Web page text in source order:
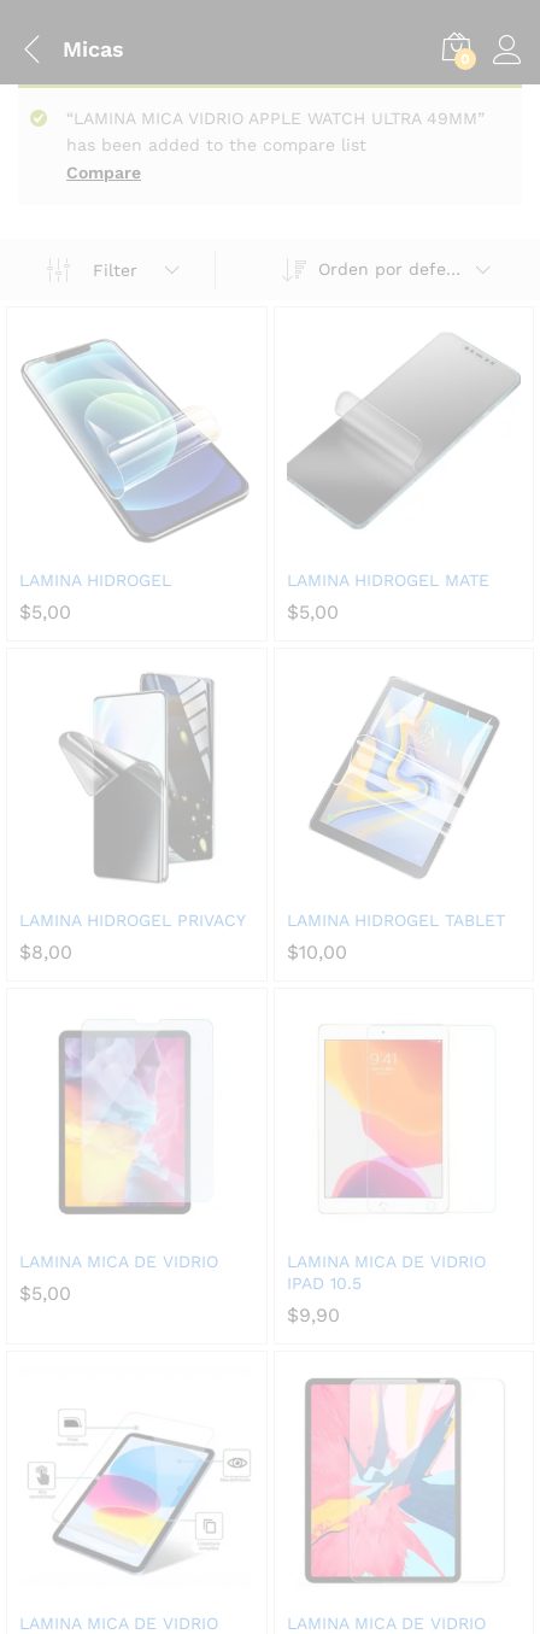
Micas 0
Compare
“LAMINA MICA VIDRIO APPLE WATCH ULTRA 49MM”
has been added to the compare list
Filter Orden por defecto
LAMINA HIDROGEL
$5,00
LAMINA HIDROGEL MATE
$5,00
LAMINA HIDROGEL PRIVACY
$8,00
LAMINA HIDROGEL TABLET
$10,00
LAMINA MICA DE VIDRIO
$5,00
LAMINA MICA DE VIDRIO
IPAD 10.5
$9,90
LAMINA MICA DE VIDRIO
LAMINA MICA DE VIDRIO